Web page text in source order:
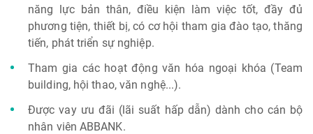
năng lực bản thân, điều kiện làm việc tốt, đầy đủ
phương tiện, thiết bị, có cơ hội tham gia đào tạo, thăng
tiến, phát triển sự nghiệp.
Tham gia các hoạt động văn hóa ngoại khóa (Team
building, hội thao, văn nghệ...).
Được vay ưu đãi (lãi suất hấp dẫn) dành cho cán bộ
nhân viên ABBANK.